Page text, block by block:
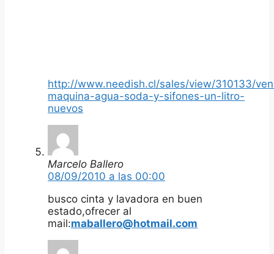
http://www.needish.cl/sales/view/310133/
maquina-agua-soda-y-sifones-un-litro-
nuevos
Marcelo Ballero
08/09/2010 a las 00:00
busco cinta y lavadora en buen
estado,ofrecer al
mail:maballero@hotmail.com